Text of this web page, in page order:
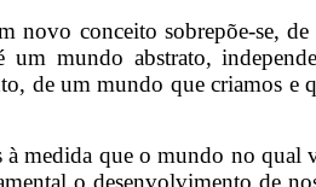
novo conceito sobrepõe-se,
mundo abstrato,
de um mundo que criamos e
à medida que o mundo no
o desenvolvimento de